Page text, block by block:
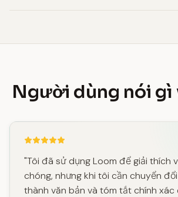
Người dùng nói gì
"Tôi đã sử dụng Loom để giải thích
chóng, nhưng khi tôi cần chuyển
thành văn bản và tóm tắt chính xác